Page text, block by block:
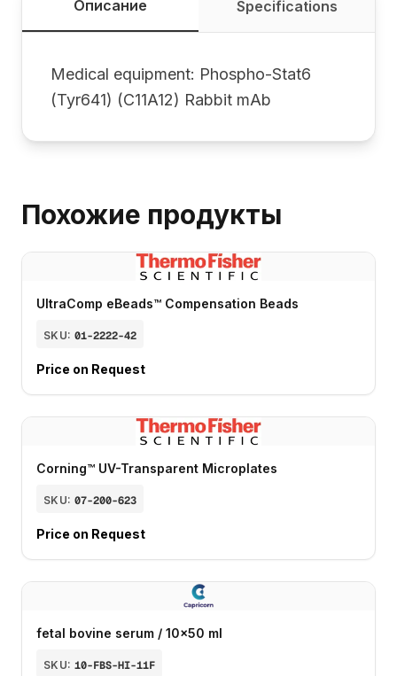
Описание Specifications
Medical equipment: Phospho-Stat6
(Tyr641) (C11A12) Rabbit mAb
Похожие продукты
UltraComp eBeads™ Compensation Beads
SKU: 01-2222-42
Price on Request
Corning™ UV-Transparent Microplates
SKU: 07-200-623
Price on Request
fetal bovine serum / 10x50 ml
SKU: 10-FBS-HI-11F